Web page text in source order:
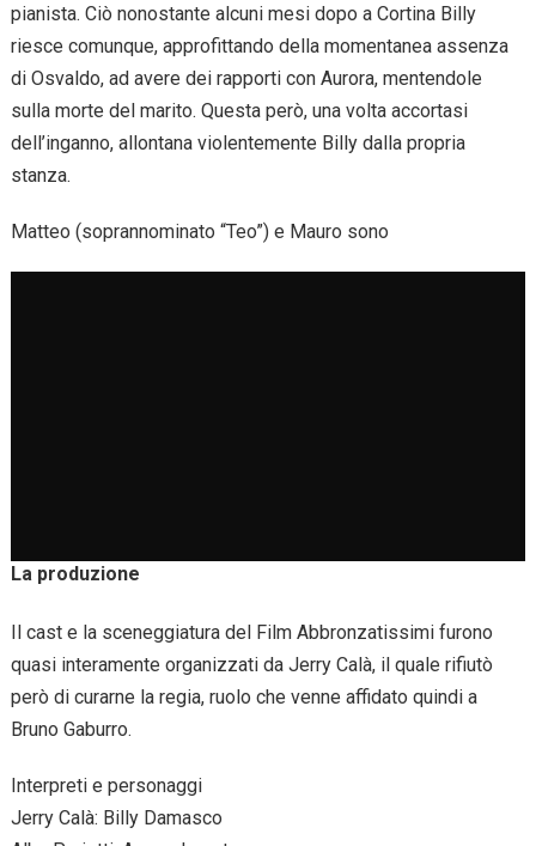
pianista. Ciò nonostante alcuni mesi dopo a Cortina Billy
riesce comunque, approfittando della momentanea assenza
di Osvaldo, ad avere dei rapporti con Aurora, mentendole
sulla morte del marito. Questa però, una volta accortasi
dell’inganno, allontana violentemente Billy dalla propria
stanza.
Matteo (soprannominato “Teo”) e Mauro sono
La produzione
Il cast e la sceneggiatura del Film Abbronzatissimi furono
quasi interamente organizzati da Jerry Calà, il quale rifiutò
però di curarne la regia, ruolo che venne affidato quindi a
Bruno Gaburro.
Interpreti e personaggi
Jerry Calà: Billy Damasco